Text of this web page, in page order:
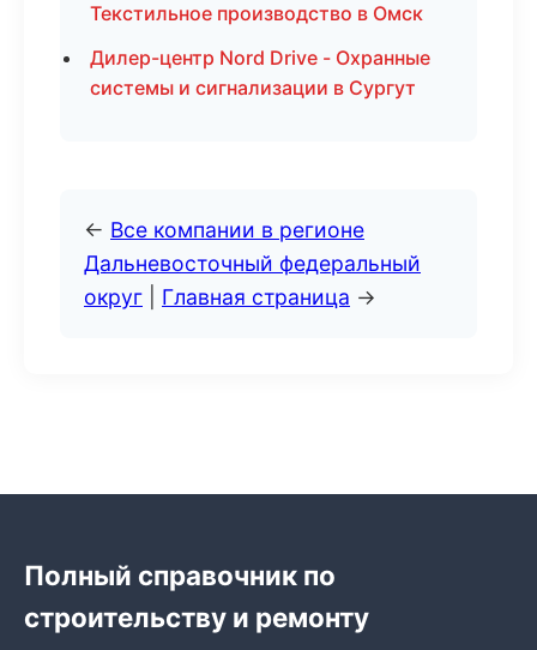
Текстильное производство в Омск
Дилер-центр Nord Drive - Охранные
системы и сигнализации в Сургут
← Все компании в регионе
Дальневосточный федеральный
округ
Главная страница →
Полный справочник по
строительству и ремонту